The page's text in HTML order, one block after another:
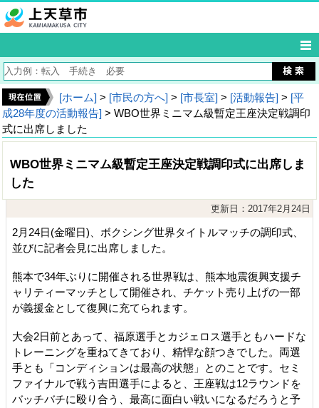
[ホーム] > [市民の方へ] > [市長室] > [活動報告] > [平
成28年度の活動報告] > WBO世界ミニマム級暫定王座決定戦調印
式に出席しました
WBO世界ミニマム級暫定王座決定戦調印式に出席しま
した
更新日：2017年2月24日
2月24日(金曜日)、ボクシング世界タイトルマッチの調印式、
並びに記者会見に出席しました。
熊本で34年ぶりに開催される世界戦は、熊本地震復興支援チ
ャリティーマッチとして開催され、チケット売り上げの一部
が義援金として復興に充てられます。
大会2日前とあって、福原選手とカジェロス選手ともハードな
トレーニングを重ねてきており、精悍な顔つきでした。両選
手とも「コンディションは最高の状態」とのことです。セミ
ファイナルで戦う吉田選手によると、王座戦は12ラウンドを
バッチバチに殴り合う、最高に面白い戦いになるだろうと予